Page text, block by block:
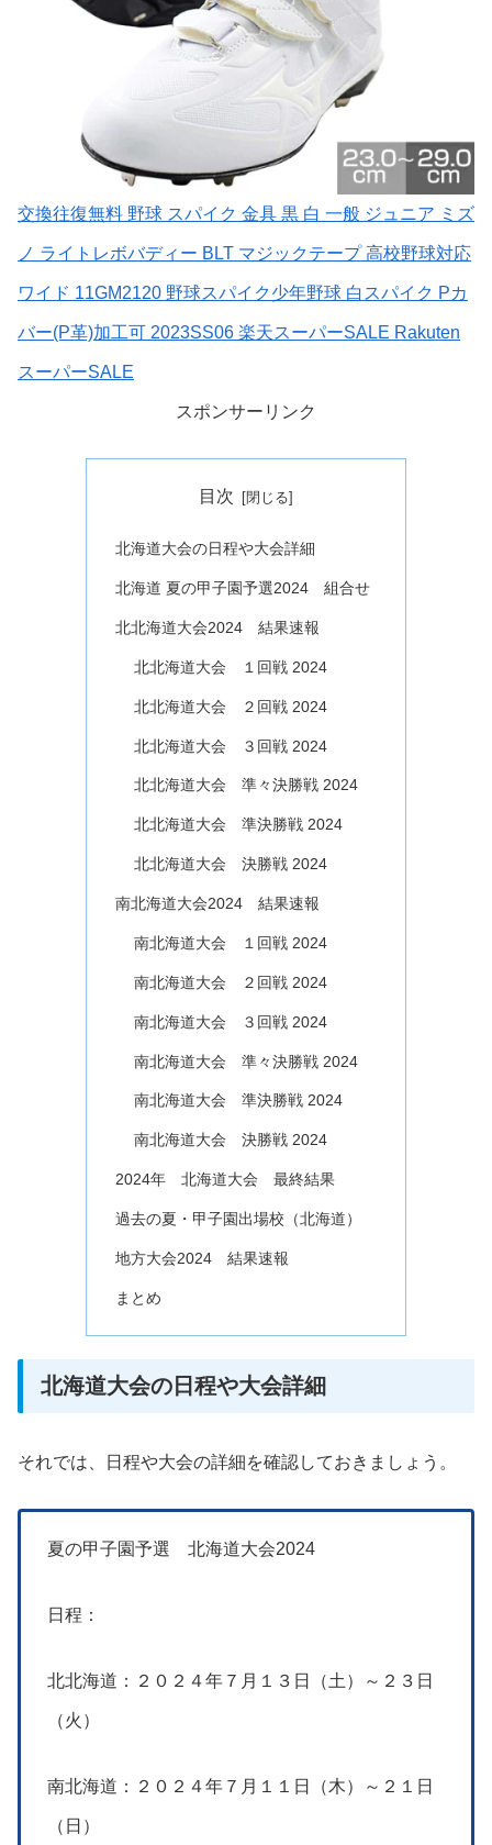
交換往復無料 野球 スパイク 金具 黒 白 一般 ジュニア ミズ
ノ ライトレボバディー BLT マジックテープ 高校野球対応
ワイド 11GM2120 野球スパイク少年野球 白スパイク Pカ
バー(P革)加工可 2023SS06 楽天スーパーSALE Rakuten
スーパーSALE
スポンサーリンク
目次
北海道大会の日程や大会詳細
北海道 夏の甲子園予選2024 組合せ
北北海道大会2024 結果速報
北北海道大会 １回戦 2024
北北海道大会 ２回戦 2024
北北海道大会 ３回戦 2024
北北海道大会 準々決勝戦 2024
北北海道大会 準決勝戦 2024
北北海道大会 決勝戦 2024
南北海道大会2024 結果速報
南北海道大会 １回戦 2024
南北海道大会 ２回戦 2024
南北海道大会 ３回戦 2024
南北海道大会 準々決勝戦 2024
南北海道大会 準決勝戦 2024
南北海道大会 決勝戦 2024
2024年 北海道大会 最終結果
過去の夏・甲子園出場校（北海道）
地方大会2024 結果速報
まとめ
北海道大会の日程や大会詳細
それでは、日程や大会の詳細を確認しておきましょう。
夏の甲子園予選 北海道大会2024
日程：
北北海道：２０２４年７月１３日（土）～２３日
（火）
南北海道：２０２４年７月１１日（木）～２１日
（日）